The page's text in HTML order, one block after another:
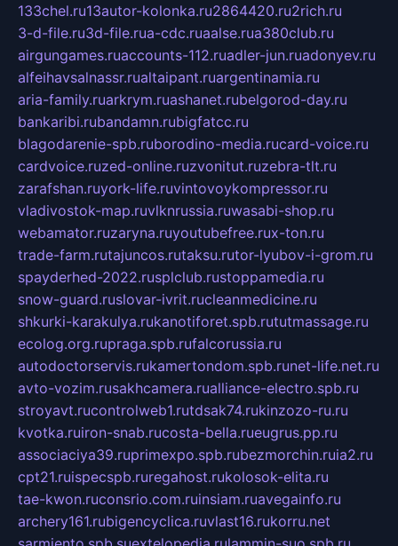
133chel.ru13autor-kolonka.ru2864420.ru2rich.ru
3-d-file.ru3d-file.rua-cdc.ruaalse.rua380club.ru
airgungames.ruaccounts-112.ruadler-jun.ruadonyev.ru
alfeihavsalnassr.rualtaipant.ruargentinamia.ru
aria-family.ruarkrym.ruashanet.rubelgorod-day.ru
bankaribi.rubandamn.rubigfatcc.ru
blagodarenie-spb.ruborodino-media.rucard-voice.ru
cardvoice.ruzed-online.ruzvonitut.ruzebra-tlt.ru
zarafshan.ruyork-life.ruvintovoykompressor.ru
vladivostok-map.ruvlknrussia.ruwasabi-shop.ru
webamator.ruzaryna.ruyoutubefree.rux-ton.ru
trade-farm.rutajuncos.rutaksu.rutor-lyubov-i-grom.ru
spayderhed-2022.rusplclub.rustoppamedia.ru
snow-guard.ruslovar-ivrit.rucleanmedicine.ru
shkurki-karakulya.rukanotiforet.spb.rututmassage.ru
ecolog.org.rupraga.spb.rufalcorussia.ru
autodoctorservis.rukamertondom.spb.runet-life.net.ru
avto-vozim.rusakhcamera.rualliance-electro.spb.ru
stroyavt.rucontrolweb1.rutdsak74.rukinzozo-ru.ru
kvotka.ruiron-snab.rucosta-bella.rueugrus.pp.ru
associaciya39.ruprimexpo.spb.rubezmorchin.ruia2.ru
cpt21.ruispecspb.ruregahost.rukolosok-elita.ru
tae-kwon.ruconsrio.com.ruinsiam.ruavegainfo.ru
archery161.rubigencyclica.ruvlast16.rukorru.net